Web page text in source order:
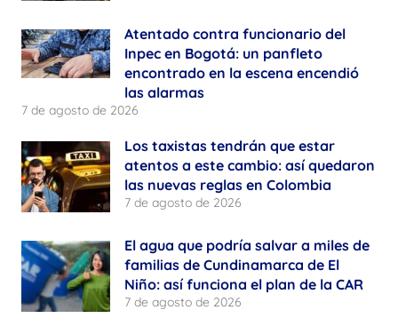
Atentado contra funcionario del
Inpec en Bogotá: un panfleto
encontrado en la escena encendió
las alarmas
7 de agosto de 2026
Los taxistas tendrán que estar
atentos a este cambio: así quedaron
las nuevas reglas en Colombia
7 de agosto de 2026
El agua que podría salvar a miles de
familias de Cundinamarca de El
Niño: así funciona el plan de la CAR
7 de agosto de 2026